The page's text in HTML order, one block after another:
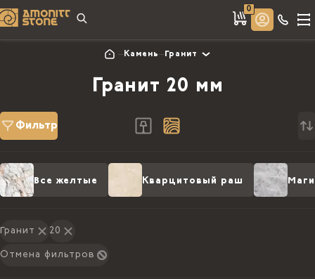
0
Камень Гранит
Гранит 20 мм
Фильтр
Все желтые Кварцитовый раш
Гранит 20
Отмена фильтров